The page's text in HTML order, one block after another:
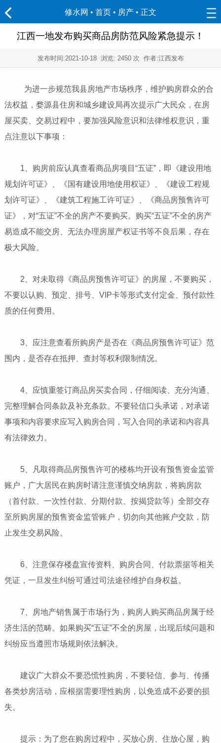
修水网 • 首页 • 房产 • 正文
江西一地发布购买商品房防范风险紧急提示！
发布时间:2021-10-18浏览: 2450 次 作者:江西发布
为进一步规范我县房地产市场秩序，维护购房群众的合
法权益，婺源县住房和城乡建设局再次提示广大民众，在房
屋买卖、交易过程中，要加强风险意识和法律维权意识，重
点注意以下事项：
1、购房前应认真查看商品房项目“五证”，即《建设用地
规划许可证》、《国有建设用地使用权证》、《建设工程规
划许可证》、《建筑工程施工许可证》、《商品房预售许可
证》，对“五证”不全的房产不要购买。购买“五证”不全的房产
易造成不能交房、无法办理房屋产权证书等不良后果，存在
极大风险。
2、对未取得《商品房预售许可证》的房屋，不要购买，
不要以认购、预定、排号、VIP卡等形式支付定金、预付款性
质的任何费用。
3、应注意查看所购房产是否在《商品房预售许可证》范
围内，是否存在抵押、查封等权利限制情况。
4、应慎重签订商品房买卖合同，仔细阅读、充分沟通、
完整理解合同条款及补充条款。不要轻信口头承诺，对承诺
事项和内容要求应写入购房合同，写入合同的承诺和内容具
有法律效力。
5、凡取得商品房预售许可的楼栋均开设有预售资金监管
账户，广大居民在购房时请注意谨慎交纳房款，将购房款
（首付款、一次性付款、分期付款、按揭贷款等）全部交存
至所购房屋的预售资金监管账户，切勿向其他账户交款，防
止发生交易风险。
6、注意保存楼盘宣传资料、购房合同、付款票据等相关
凭证，一旦发生纠纷可通过司法途径维护自身权益。
7、房地产销售属于市场行为，购房人购买商品房属于经
济生活的范畴。如果购买“五证”不全的房屋，出现后续问题和
纠纷应当遵照市场规则依法解决。
建议广大群众不要恐慌性购房，不要轻信、参与、传播
各类炒房活动，应根据需要理性购房，以免造成不必要的损
失。
提示：为了您在购房过程中，买放心房、住放心屋，购